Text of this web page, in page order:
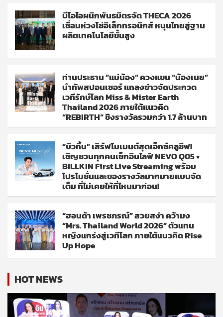
บีโอไอผนึกพันธมิตรจัด THECA 2026
เชื่อมห่วงโซ่อิเล็กทรอนิกส์ หนุนไทยสู่ฐาน
ผลิตเทคโนโลยีขั้นสูง
ท่านประธาน “แม่น้อง” ควงแขน “น้องเนย”
นำทัพสปอนเซอร์ แถลงข่าวจัดประกวด
เวทีรักษ์โลก Miss & Mister Earth
Thailand 2026 ภายใต้แนวคิด
“REBIRTH” ชิงรางวัลรวมกว่า 1.7 ล้านบาท
“บิวกิ้น” เสิร์ฟโมเมนต์สุดเอ็กซ์คลูซีฟ!
เชิญชวนทุกคนเช็กอินไลฟ์ NEVO Q05 ×
BILLKIN First Live Streaming พร้อม
โปรโมชั่นและของรางวัลมากมายแบบจัด
เต็ม ที่ไม่เคยให้ที่ไหนมาก่อน!
“ฮอนด้า เพรชภรณ์” สวยสง่า คว้ามง
“Mrs. Thailand World 2026” ตัวแทน
หญิงแกร่งสู่เวทีโลก ภายใต้แนวคิด Rise
Up Hope
HOT NEWS